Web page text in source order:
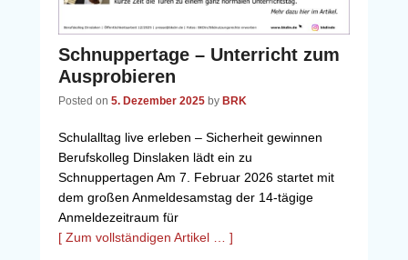
Schnuppertage – Unterricht zum
Ausprobieren
Posted on 5. Dezember 2025 by BRK
Schulalltag live erleben – Sicherheit gewinnen
Berufskolleg Dinslaken lädt ein zu
Schnuppertagen Am 7. Februar 2026 startet mit
dem großen Anmeldesamstag der 14‑tägige
Anmeldezeitraum für
[ Zum vollständigen Artikel … ]